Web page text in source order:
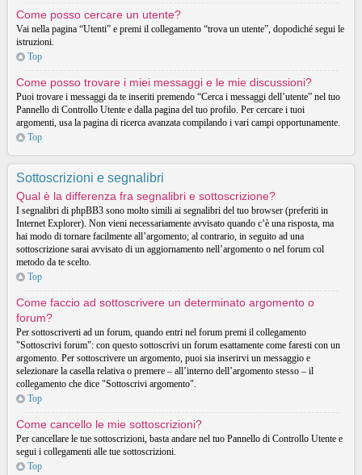
Come posso cercare un utente?
Vai nella pagina “Utenti” e premi il collegamento “trova un utente”, dopodiché segui le
istruzioni.
Top
Come posso trovare i miei messaggi e le mie discussioni?
Puoi trovare i messaggi da te inseriti premendo “Cerca i messaggi dell’utente” nel tuo
Pannello di Controllo Utente e dalla pagina del tuo profilo. Per cercare i tuoi
argomenti, usa la pagina di ricerca avanzata compilando i vari campi opportunamente.
Top
Sottoscrizioni e segnalibri
Qual è la differenza fra segnalibri e sottoscrizione?
I segnalibri di phpBB3 sono molto simili ai segnalibri del tuo browser (preferiti in
Internet Explorer). Non vieni necessariamente avvisato quando c’è una risposta, ma
hai modo di tornare facilmente all’argomento; al contrario, in seguito ad una
sottoscrizione sarai avvisato di un aggiornamento nell’argomento o nel forum col
metodo da te scelto.
Top
Come faccio ad sottoscrivere un determinato argomento o
forum?
Per sottoscriverti ad un forum, quando entri nel forum premi il collegamento
"Sottoscrivi forum": con questo sottoscrivi un forum esattamente come faresti con un
argomento. Per sottoscrivere un argomento, puoi sia inserirvi un messaggio e
selezionare la casella relativa o premere – all’interno dell’argomento stesso – il
collegamento che dice "Sottoscrivi argomento".
Top
Come cancello le mie sottoscrizioni?
Per cancellare le tue sottoscrizioni, basta andare nel tuo Pannello di Controllo Utente e
segui i collegamenti alle tue sottoscrizioni.
Top